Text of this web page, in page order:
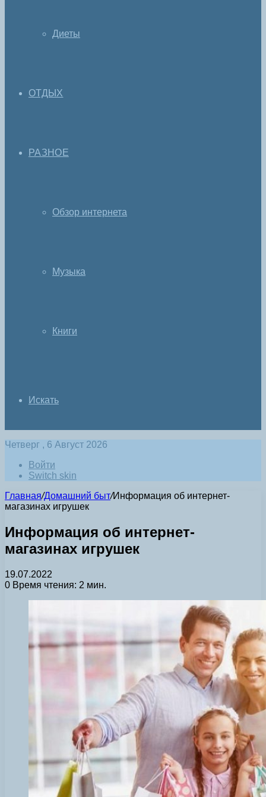
Диеты
ОТДЫХ
РАЗНОЕ
Обзор интернета
Музыка
Книги
Искать
Четверг , 6 Август 2026
Войти
Switch skin
Главная/Домашний быт/Информация об интернет-
магазинах игрушек
Информация об интернет-
магазинах игрушек
19.07.2022
0 Время чтения: 2 мин.